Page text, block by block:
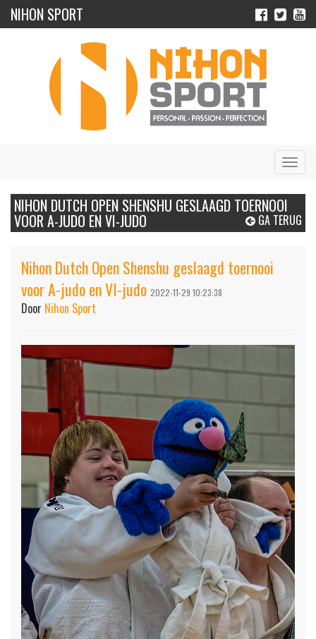
NIHON SPORT
NIHON DUTCH OPEN SHENSHU GESLAAGD TOERNOOI
VOOR A-JUDO EN VI-JUDO GA TERUG
Nihon Dutch Open Shenshu geslaagd toernooi
voor A-judo en VI-judo 2022-11-29 10:23:38
Door Nihon Sport